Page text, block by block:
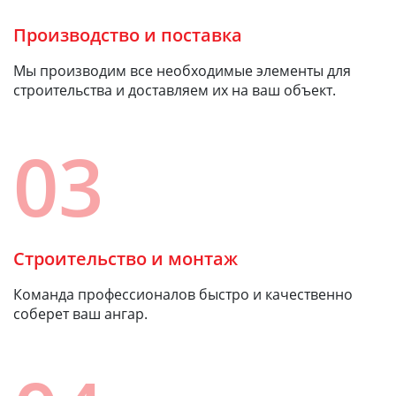
Производство и поставка
Мы производим все необходимые элементы для
строительства и доставляем их на ваш объект.
03
Строительство и монтаж
Команда профессионалов быстро и качественно
соберет ваш ангар.